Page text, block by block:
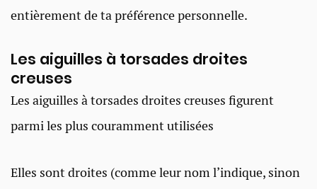
entièrement de ta préférence personnelle.
Les aiguilles à torsades droites
creuses
Les aiguilles à torsades droites creuses figurent
parmi les plus couramment utilisées
Elles sont droites (comme leur nom l’indique, sinon